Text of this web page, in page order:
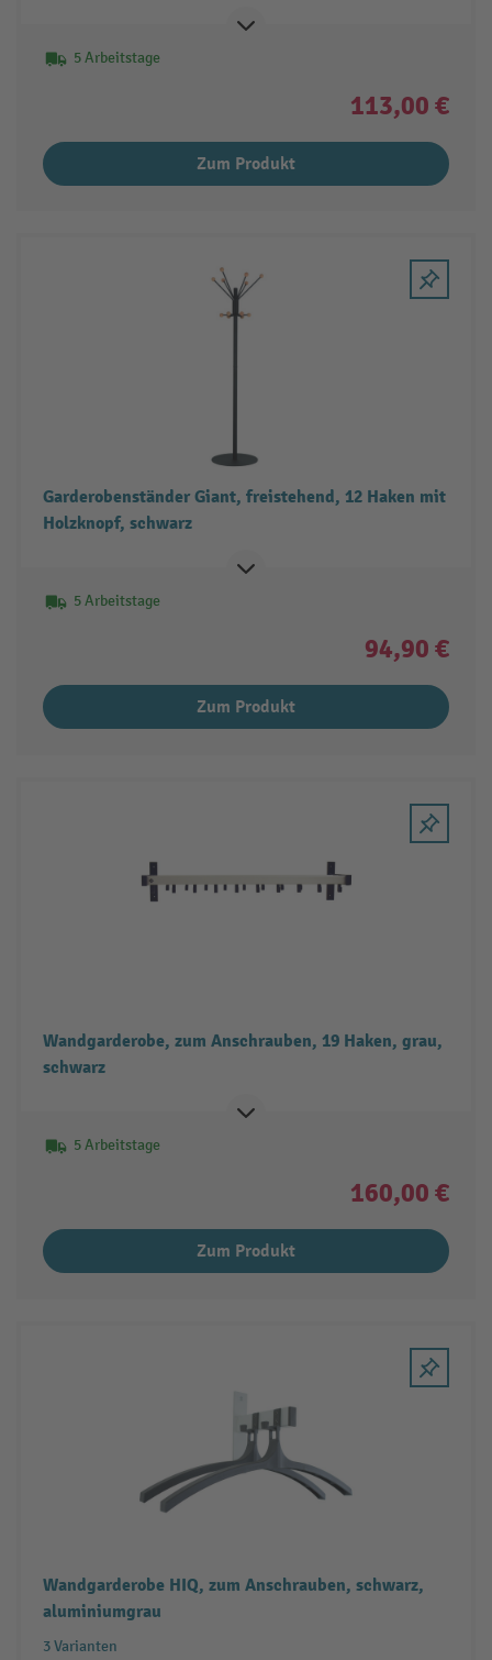
5 Arbeitstage
113,00 €
Zum Produkt
Garderobenständer Giant, freistehend, 12 Haken mit
Holzknopf, schwarz
5 Arbeitstage
94,90 €
Zum Produkt
Wandgarderobe, zum Anschrauben, 19 Haken, grau,
schwarz
5 Arbeitstage
160,00 €
Zum Produkt
Wandgarderobe HIQ, zum Anschrauben, schwarz,
aluminiumgrau
3 Varianten